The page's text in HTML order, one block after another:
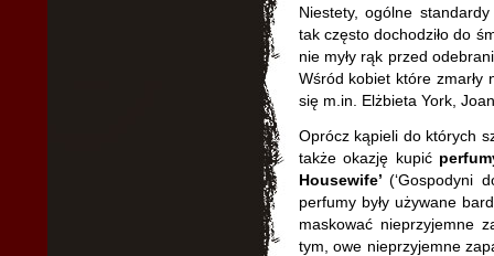
Niestety, ogólne
tak często dochodziło do
nie myły rąk przed
Wśród kobiet które zmarły
się m.in. Elżbieta York,
Oprócz kąpieli do których
także okazję kupić
Housewife’(‘Gospodyni
perfumy były używane
maskować nieprzyjemne
tym, owe nieprzyjemne